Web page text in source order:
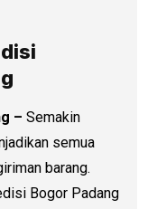
– Semakin
semua
barang.
Bogor Padang